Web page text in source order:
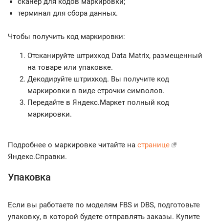
терминал для сбора данных.
Чтобы получить код маркировки:
Отсканируйте штрихкод Data Matrix, размещенный
на товаре или упаковке.
Декодируйте штрихкод. Вы получите код
маркировки в виде строчки символов.
Передайте в Яндекс.Маркет полный код
маркировки.
Подробнее о маркировке читайте на странице
Яндекс.Справки.
Упаковка
Если вы работаете по моделям FBS и DBS, подготовьте
упаковку, в которой будете отправлять заказы. Купите